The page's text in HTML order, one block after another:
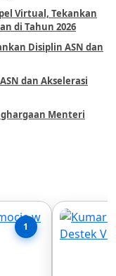
Virtual, Tekankan
di Tahun 2026
Disiplin ASN dan
dan Akselerasi
Menteri
1